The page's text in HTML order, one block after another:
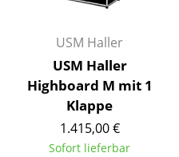
Hängeleuchten &
Tischleuchten
Schreibtischleuchten
Stehleuchten &
USM Haller
USM Haller
Highboard M mit 1
Klappe
1.415,00 €
Sofort lieferbar